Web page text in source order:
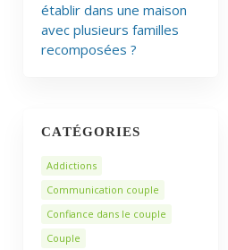
établir dans une maison
avec plusieurs familles
recomposées ?
CATÉGORIES
Addictions
Communication couple
Confiance dans le couple
Couple